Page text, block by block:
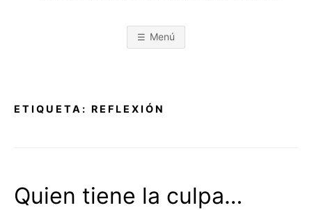
Menú
ETIQUETA: REFLEXIÓN
Quien tiene la culpa…